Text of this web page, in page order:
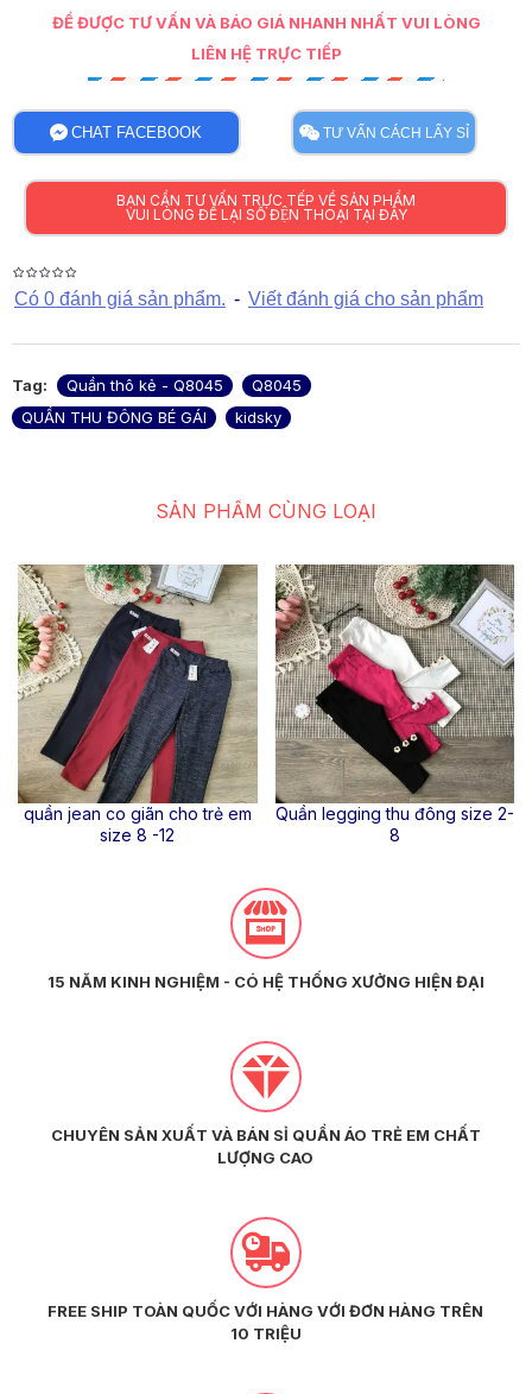
Có 0 đánh giá sản phẩm. - Viết đánh giá cho sản phẩm
ĐỂ ĐƯỢC TƯ VẤN VÀ BÁO GIÁ NHANH NHẤT VUI LÒNG
LIÊN HỆ TRỰC TIẾP
CHAT FACEBOOK TƯ VẤN CÁCH LẤY SỈ
BẠN CẦN TƯ VẤN TRỰC TẾP VỀ SẢN PHẨM
VUI LÒNG ĐỂ LẠI SỐ ĐỆN THOẠI TẠI ĐÂY
Tag: Quần thô kẻ - Q8045
Q8045
QUẦN THU ĐÔNG BÉ GÁI
kidsky
SẢN PHẨM CÙNG LOẠI
quần jean co giãn cho trẻ em
size 8 -12
Quần legging thu đông size 2-
8
15 NĂM KINH NGHIỆM - CÓ HỆ THỐNG XƯỞNG HIỆN ĐẠI
CHUYÊN SẢN XUẤT VÀ BÁN SỈ QUẦN ÁO TRẺ EM CHẤT
LƯỢNG CAO
FREE SHIP TOÀN QUỐC VỚI HÀNG VỚI ĐƠN HÀNG TRÊN
10 TRIỆU